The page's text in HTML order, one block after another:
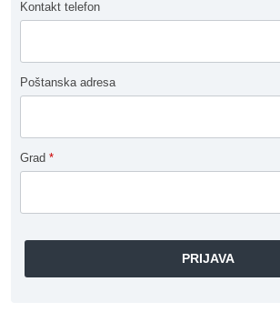
Kontakt telefon
Poštanska adresa
Grad *